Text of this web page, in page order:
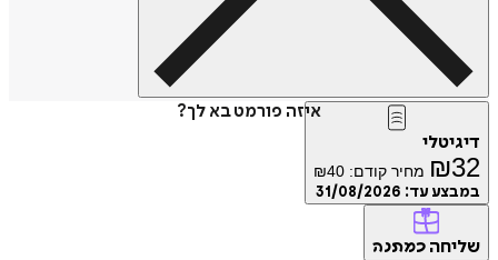
איזה פורמט בא לך?
דיגיטלי
₪32 מחיר קודם: ₪40
במבצע עד: 31/08/2026
שליחה כמתנה